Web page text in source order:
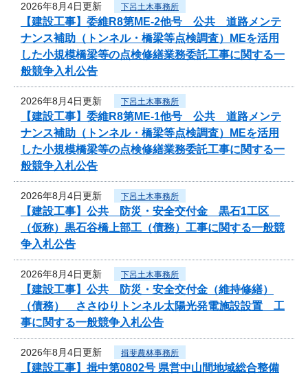
2026年8月4日更新 下呂土木事務所
【建設工事】委維R8第ME-2他号 公共 道路メンテ
ナンス補助（トンネル・橋梁等点検調査）MEを活用
した小規模橋梁等の点検修繕業務委託工事に関する一
般競争入札公告
2026年8月4日更新 下呂土木事務所
【建設工事】委維R8第ME-1他号 公共 道路メンテ
ナンス補助（トンネル・橋梁等点検調査）MEを活用
した小規模橋梁等の点検修繕業務委託工事に関する一
般競争入札公告
2026年8月4日更新 下呂土木事務所
【建設工事】公共 防災・安全交付金 黒石1工区
（仮称）黒石谷橋上部工（債務）工事に関する一般競
争入札公告
2026年8月4日更新 下呂土木事務所
【建設工事】公共 防災・安全交付金（維持修繕）
（債務） ささゆりトンネル太陽光発電施設設置 工
事に関する一般競争入札公告
2026年8月4日更新 揖斐農林事務所
【建設工事】揖中第0802号 県営中山間地域総合整備